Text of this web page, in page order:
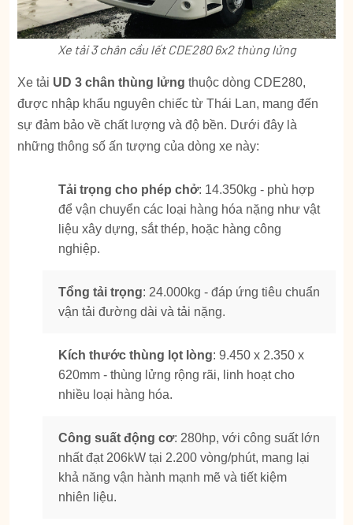
Xe tải 3 chân cầu lết CDE280 6x2 thùng lửng
Xe tải UD 3 chân thùng lửng thuộc dòng CDE280,
được nhập khẩu nguyên chiếc từ Thái Lan, mang đến
sự đảm bảo về chất lượng và độ bền. Dưới đây là
những thông số ấn tượng của dòng xe này:
Tải trọng cho phép chở: 14.350kg - phù hợp
để vận chuyển các loại hàng hóa nặng như vật
liệu xây dựng, sắt thép, hoặc hàng công
nghiệp.
Tổng tải trọng: 24.000kg - đáp ứng tiêu chuẩn
vận tải đường dài và tải nặng.
Kích thước thùng lọt lòng: 9.450 x 2.350 x
620mm - thùng lửng rộng rãi, linh hoạt cho
nhiều loại hàng hóa.
Công suất động cơ: 280hp, với công suất lớn
nhất đạt 206kW tại 2.200 vòng/phút, mang lại
khả năng vận hành mạnh mẽ và tiết kiệm
nhiên liệu.